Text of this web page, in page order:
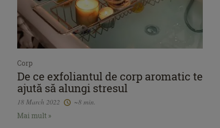
Corp
De ce exfoliantul de corp aromatic te
ajută să alungi stresul
18 March 2022
~8 min.
Mai mult »